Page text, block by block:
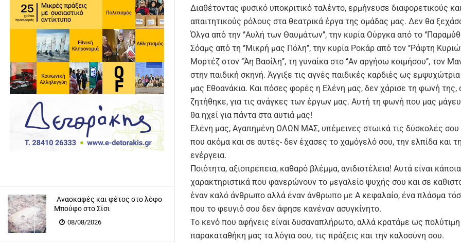
Ανασκαφές και φέτος στο λόφο
Μπούφο στο Σίσι
08/08/2026
Διαθέτοντας φυσικό υποκριτικό ταλέντο, ερμήνευσε διαφορετικούς
απαιτητικούς ρόλους στα θεατρικά έργα της ομάδας μας. Δεν θα
Όλγα από την ‘’Αυλή των Θαυμάτων’’, την κυρία Ούργκα από το
Σόαμς από τη ‘’Μικρή μας Πόλη’’, την κυρία Ροκάρ από τον ‘’Ράφτη
Μορτέζ στον ‘’Άη Βασίλη’’, τη γυναίκα στο ‘’Αν αργήσω κοιμήσου’’, τον
στην παιδική σκηνή. Άγγιξε τις αγνές παιδικές καρδιές ως
μας Εθοανάκια. Και πόσες φορές η Ελένη μας, δεν χάρισε τη φωνή της,
ζητήθηκε, για τις ανάγκες των έργων μας. Αυτή τη φωνή που μας
θα ηχεί για πάντα στα αυτιά μας!
Ελένη μας, Αγαπημένη ΟΛΩΝ ΜΑΣ, υπέμεινες στωικά τις δύσκολές σου
που ακόμα και σε αυτές- δεν έχασες το χαμόγελό σου, την ελπίδα και
ενέργεια.
Ποιότητα, αξιοπρέπεια, καθαρό βλέμμα, ανιδιοτέλεια! Αυτά είναι
χαρακτηριστικά που φανερώνουν το μεγαλείο ψυχής σου και σε
έναν καλό άνθρωπο αλλά έναν άνθρωπο με Α κεφαλαίο, ένα πλάσμα
που το φευγιό σου δεν άφησε κανέναν ασυγκίνητο.
Το κενό που αφήνεις είναι δυσαναπλήρωτο, αλλά κρατάμε ως πολύτιμη
παρακαταθήκη μας τα λόγια σου, τις πράξεις και την καλοσύνη σου.